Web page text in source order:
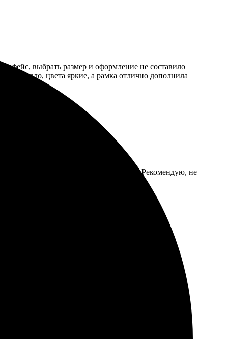
выбрать размер и оформление не составило
цвета яркие, а рамка отлично дополнила
удивила. Приложили усилия к деталям. Рекомендую, не
было простым, а результат превзошёл